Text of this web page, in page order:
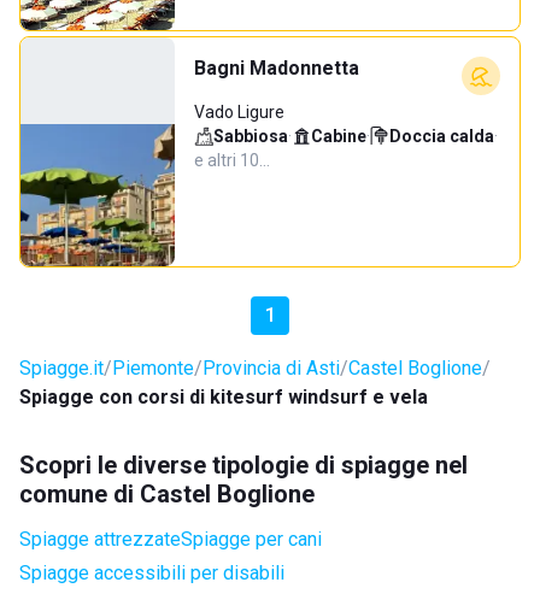
Bagni Madonnetta
Vado Ligure
Sabbiosa· Cabine· Doccia calda·
e altri 10…
1
Spiagge.it Piemonte Provincia di Asti Castel Boglione
Spiagge con corsi di kitesurf windsurf e vela
Scopri le diverse tipologie di spiagge nel
comune di Castel Boglione
Spiagge attrezzateSpiagge per cani
Spiagge accessibili per disabili